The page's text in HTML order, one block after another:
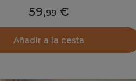
59,99
Añadir a la cesta